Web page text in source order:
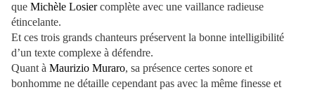
que Michèle Losiercomplète avec une vaillance radieuse
étincelante.
Et ces trois grands chanteurs préservent la bonne intelligibilité
d’un texte complexe à défendre.
Quant à Maurizio Muraro, sa présence certes sonore et
bonhomme ne détaille cependant pas avec la même finesse et